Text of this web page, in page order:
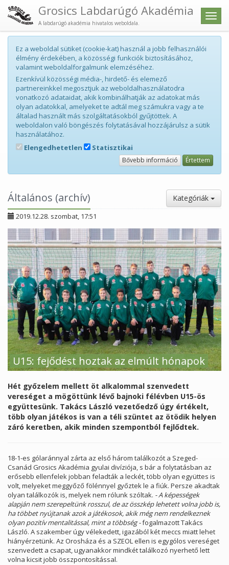
Menü
Grosics Labdarúgó Akadémia
A labdarúgó akadémia hivatalos weboldala.
Ez a weboldal sütiket (cookie-kat) használ a jobb felhasználói
élmény érdekében, a közösségi funkciók biztosításához,
valamint weboldalforgalmunk elemzéséhez.
Ezenkívül közösségi média-, hirdető- és elemező
partnereinkkel megosztjuk az weboldalhasználatodra
vonatkozó adataidat, akik kombinálhatják az adatokat más
olyan adatokkal, amelyeket te adtál meg számukra vagy a te
általad használt más szolgáltatásokból gyűjtöttek. A
weboldalon való böngészés folytatásával hozzájárulsz a sütik
használatához.
Elengedhetetlen
Statisztikai
Bővebb információ Értettem
Általános (archív) Kategóriák
2019.12.28. szombat, 17:51
U15: fejődést hoztak az elmúlt hónapok
Hét győzelem mellett öt alkalommal szenvedett
vereséget a mögöttünk lévő bajnoki félévben U15-ös
együttesünk. Takács László vezetőedző úgy értékelt,
több olyan játékos is van a téli szüntet az ötödik helyen
záró keretben, akik minden szempontból fejlődtek.
18-1-es gólaránnyal zárta az első három találkozót a Szeged-
Csanád Grosics Akadémia gyulai divíziója, s bár a folytatásban az
erősebb ellenfelek jobban feladták a leckét, több olyan együttes is
volt, melyeket meggyőző fölénnyel győztek le a fiúk. Persze akadtak
olyan találkozók is, melyek nem rólunk szóltak. - A képességek
alapján nem szerepeltünk rosszul, de az összkép lehetett volna jobb is,
ha többet nyújtanak azok a játékosok, akik még nem rendelkeznek
olyan pozitív mentalitással, mint a többség -fogalmazott Takács
László. A szakember úgy vélekedett, igazából két meccs miatt lehet
hiányérzetünk. Az Orosháza és a SZEOL ellen is egygólos vereséget
szenvedett a csapat, ugyanakkor mindkét találkozó nyerhető lett
volna kicsit jobb összpontosítással.